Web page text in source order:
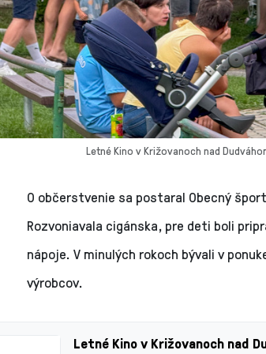
Letné Kino v Križovanoch nad
O občerstvenie sa postaral Obecný
Rozvoniavala cigánska, pre deti boli
nápoje. V minulých rokoch bývali v
výrobcov.
Letné Kino v Križovanoch nad